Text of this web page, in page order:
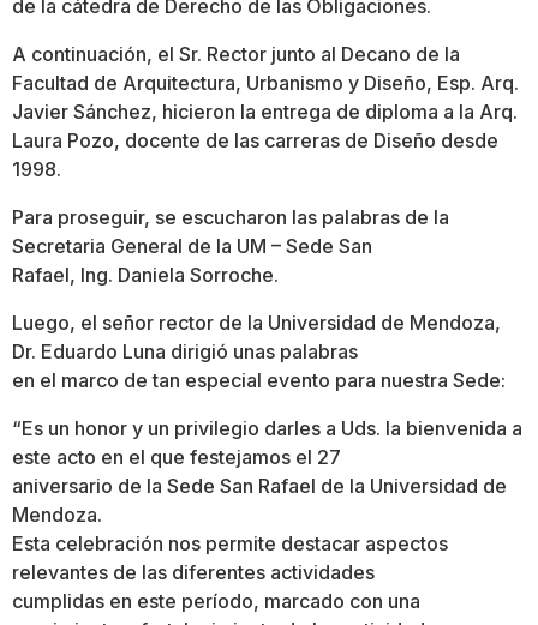
de la cátedra de Derecho de las Obligaciones.
A continuación, el Sr. Rector junto al Decano de la
Facultad de Arquitectura, Urbanismo y Diseño, Esp. Arq.
Javier Sánchez, hicieron la entrega de diploma a la Arq.
Laura Pozo, docente de las carreras de Diseño desde
1998.
Para proseguir, se escucharon las palabras de la
Secretaria General de la UM – Sede San
Rafael, Ing. Daniela Sorroche.
Luego, el señor rector de la Universidad de Mendoza,
Dr. Eduardo Luna dirigió unas palabras
en el marco de tan especial evento para nuestra Sede:
“Es un honor y un privilegio darles a Uds. la bienvenida a
este acto en el que festejamos el 27
aniversario de la Sede San Rafael de la Universidad de
Mendoza.
Esta celebración nos permite destacar aspectos
relevantes de las diferentes actividades
cumplidas en este período, marcado con una